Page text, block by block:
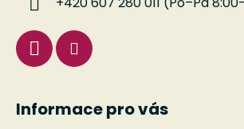
Informace pro vás